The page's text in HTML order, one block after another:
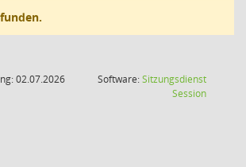
02.07.2026
Software:Sitzungsdienst
Session(Wird in